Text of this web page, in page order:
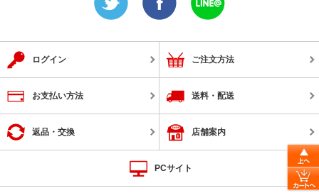
ログイン ご注文方法
お支払い方法 送料・配送
返品・交換 店舗案内
PCサイト